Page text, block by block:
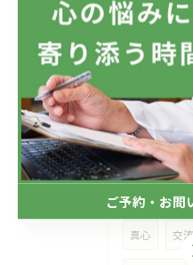
自殺 自
ラインによ
メンタルヘ
マズロー
真心 交流
ご予約・お
ご予約・お問